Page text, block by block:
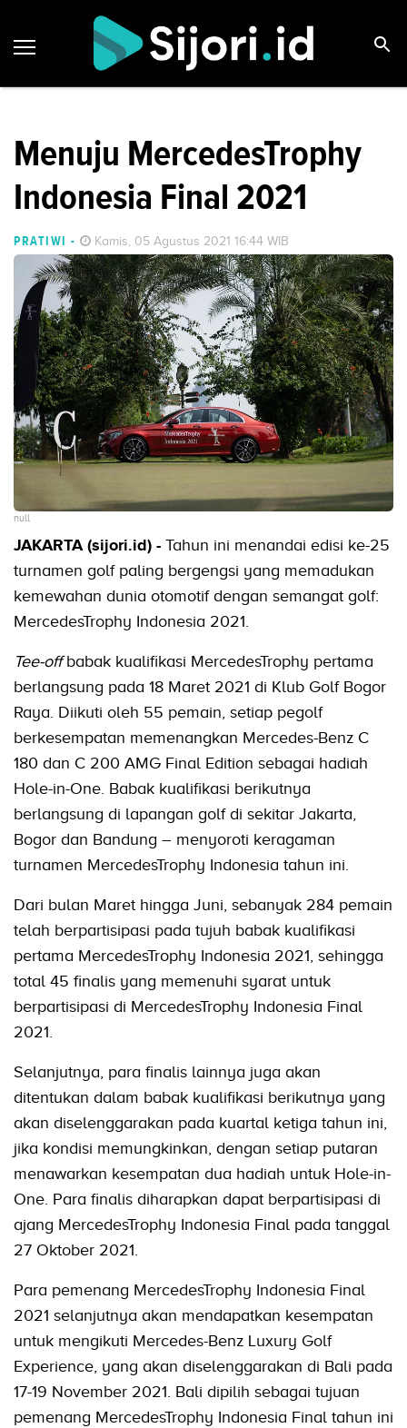
Menuju MercedesTrophy
Indonesia Final 2021
PRATIWI - Kamis, 05 Agustus 2021 16:44 WIB
null
JAKARTA (sijori.id) - Tahun ini menandai edisi ke-25
turnamen golf paling bergengsi yang memadukan
kemewahan dunia otomotif dengan semangat golf:
MercedesTrophy Indonesia 2021.
Tee-offbabak kualifikasi MercedesTrophy pertama
berlangsung pada 18 Maret 2021 di Klub Golf Bogor
Raya. Diikuti oleh 55 pemain, setiap pegolf
berkesempatan memenangkan Mercedes-Benz C
180 dan C 200 AMG Final Edition sebagai hadiah
Hole-in-One. Babak kualifikasi berikutnya
berlangsung di lapangan golf di sekitar Jakarta,
Bogor dan Bandung – menyoroti keragaman
turnamen MercedesTrophy Indonesia tahun ini.
Dari bulan Maret hingga Juni, sebanyak 284 pemain
telah berpartisipasi pada tujuh babak kualifikasi
pertama MercedesTrophy Indonesia 2021, sehingga
total 45 finalis yang memenuhi syarat untuk
berpartisipasi di MercedesTrophy Indonesia Final
2021.
Selanjutnya, para finalis lainnya juga akan
ditentukan dalam babak kualifikasi berikutnya yang
akan diselenggarakan pada kuartal ketiga tahun ini,
jika kondisi memungkinkan, dengan setiap putaran
menawarkan kesempatan dua hadiah untuk Hole-in-
One. Para finalis diharapkan dapat berpartisipasi di
ajang MercedesTrophy Indonesia Final pada tanggal
27 Oktober 2021.
Para pemenang MercedesTrophy Indonesia Final
2021 selanjutnya akan mendapatkan kesempatan
untuk mengikuti Mercedes-Benz Luxury Golf
Experience, yang akan diselenggarakan di Bali pada
17-19 November 2021. Bali dipilih sebagai tujuan
pemenang MercedesTrophy Indonesia Final tahun ini